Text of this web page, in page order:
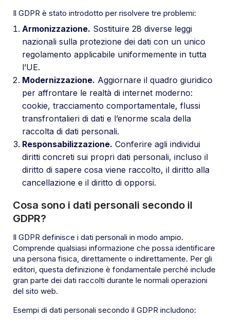
Il GDPR è stato introdotto per risolvere tre problemi:
Armonizzazione. Sostituire 28 diverse leggi
nazionali sulla protezione dei dati con un unico
regolamento applicabile uniformemente in tutta
l’UE.
Modernizzazione. Aggiornare il quadro giuridico
per affrontare le realtà di internet moderno:
cookie, tracciamento comportamentale, flussi
transfrontalieri di dati e l’enorme scala della
raccolta di dati personali.
Responsabilizzazione. Conferire agli individui
diritti concreti sui propri dati personali, incluso il
diritto di sapere cosa viene raccolto, il diritto alla
cancellazione e il diritto di opporsi.
Cosa sono i dati personali secondo il
GDPR?
Il GDPR definisce i dati personali in modo ampio.
Comprende qualsiasi informazione che possa identificare
una persona fisica, direttamente o indirettamente. Per gli
editori, questa definizione è fondamentale perché include
gran parte dei dati raccolti durante le normali operazioni
del sito web.
Esempi di dati personali secondo il GDPR includono: